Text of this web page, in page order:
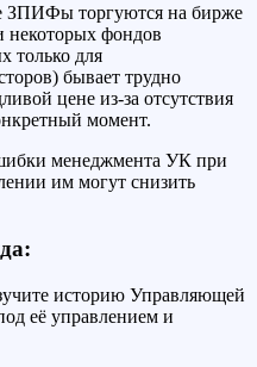
ЗПИФы торгуются на бирже
фондов
только для
бывает трудно
цене из-за отсутствия
момент.
менеджмента УК при
им могут снизить
историю Управляющей
её управлением и